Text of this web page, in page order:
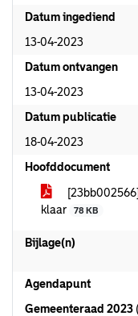
Datum ingediend
13-04-2023
Datum ontvangen
13-04-2023
Datum publicatie
18-04-2023
Hoofddocument
klaar
78 KB
Bijlage(n)
Agendapunt
Gemeenteraad 2023